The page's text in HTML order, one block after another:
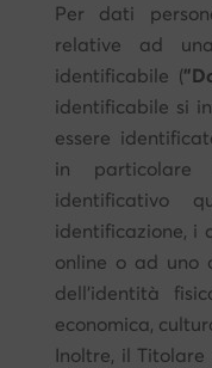
Per dati
relative ad
identificabile (
identificabile si
essere
in particolare
identificativo
identificazione, i
online o ad uno
dell'identità
economica,
Inoltre, il